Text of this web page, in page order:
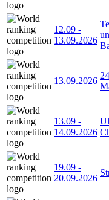
12.09 -
13.09.2026
13.09.2026
13.09 -
14.09.2026
19.09 -
20.09.2026